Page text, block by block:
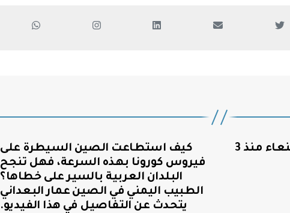
اليمن: أول رحلة جوية تغادر صنعاء منذ 3
‏كيف استطاعت ‎الصين السيطرة على
‎فيروس كورونا بهذه السرعة، فهل تنجح
البلدان العربية بالسير على خطاها؟
الطبيب اليمني في الصين عمار البعداني
يتحدث عن التفاصيل في هذا الفيديو.